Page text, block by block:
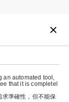
an automated tool,
that it is completel
求準確性，但不能保